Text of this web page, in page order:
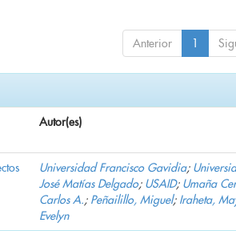
Anterior 1
Autor(es)
Universidad Francisco Gavidia;
José Matías Delgado; USAID; Umaña
Carlos A.; Peñailillo, Miguel; Iraheta,
Evelyn